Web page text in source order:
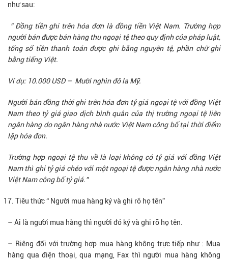
như sau:
” Đồng tiền ghi trên hóa đơn là đồng tiền Việt Nam. Trường hợp
người bán được bán hàng thu ngoại tệ theo quy định của pháp luật,
tổng số tiền thanh toán được ghi bằng nguyên tệ, phần chữ ghi
bằng tiếng Việt.
Ví dụ: 10.000 USD – Mười nghìn đô la Mỹ.
Người bán đồng thời ghi trên hóa đơn tỷ giá ngoại tệ với đồng Việt
Nam theo tỷ giá giao dịch bình quân của thị trường ngoại tệ liên
ngân hàng do ngân hàng nhà nước Việt Nam công bố tại thời điểm
lập hóa đơn.
Trường hợp ngoại tệ thu về là loại không có tỷ giá với đồng Việt
Nam thì ghi tỷ giá chéo với một ngoại tệ được ngân hàng nhà nước
Việt Nam công bố tỷ giá.”
Tiêu thức “ Người mua hàng ký và ghi rõ họ tên”
– Ai là người mua hàng thì người đó ký và ghi rõ họ tên.
– Riêng đối với trường hợp mua hàng không trực tiếp như : Mua
hàng qua điện thoại, qua mạng, Fax thì người mua hàng không